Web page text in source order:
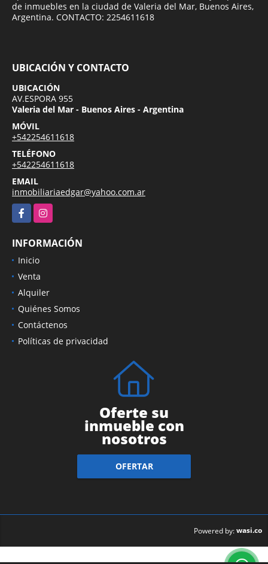
de inmuebles en la ciudad de Valeria del Mar, Buenos Aires,
Argentina. CONTACTO: 2254611618
UBICACIÓN Y CONTACTO
UBICACIÓN
AV.ESPORA 955
Valeria del Mar - Buenos Aires - Argentina
MÓVIL
+542254611618
TELÉFONO
+542254611618
EMAIL
inmobiliariaedgar@yahoo.com.ar
FacebookInstagram
INFORMACIÓN
Inicio
Venta
Alquiler
Quiénes Somos
Contáctenos
Políticas de privacidad
Oferte su
inmueble con
nosotros
OFERTAR
Powered by:wasi.co